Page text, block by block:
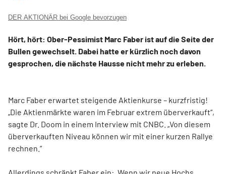
DER AKTIONÄR bei Google bevorzugen
Hört, hört: Ober-Pessimist Marc Faber ist auf die Seite der
Bullen gewechselt. Dabei hatte er kürzlich noch davon
gesprochen, die nächste Hausse nicht mehr zu erleben.
Marc Faber erwartet steigende Aktienkurse – kurzfristig!
„Die Aktienmärkte waren im Februar extrem überverkauft“,
sagte Dr. Doom in einem Interview mit CNBC. „Von diesem
überverkauften Niveau können wir mit einer kurzen Rallye
rechnen.“
Allerdings schränkt Faber ein: „Wenn wir neue Hochs